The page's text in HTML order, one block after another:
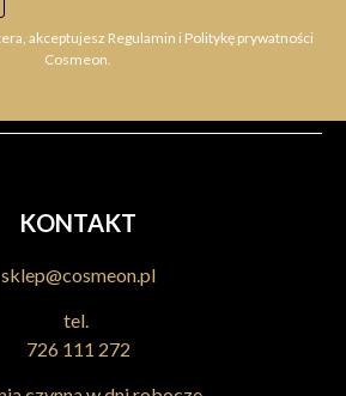
akceptujesz Regulamin i Politykę prywatności
Cosmeon.
KONTAKT
sklep@cosmeon.pl
tel.
726 111 272